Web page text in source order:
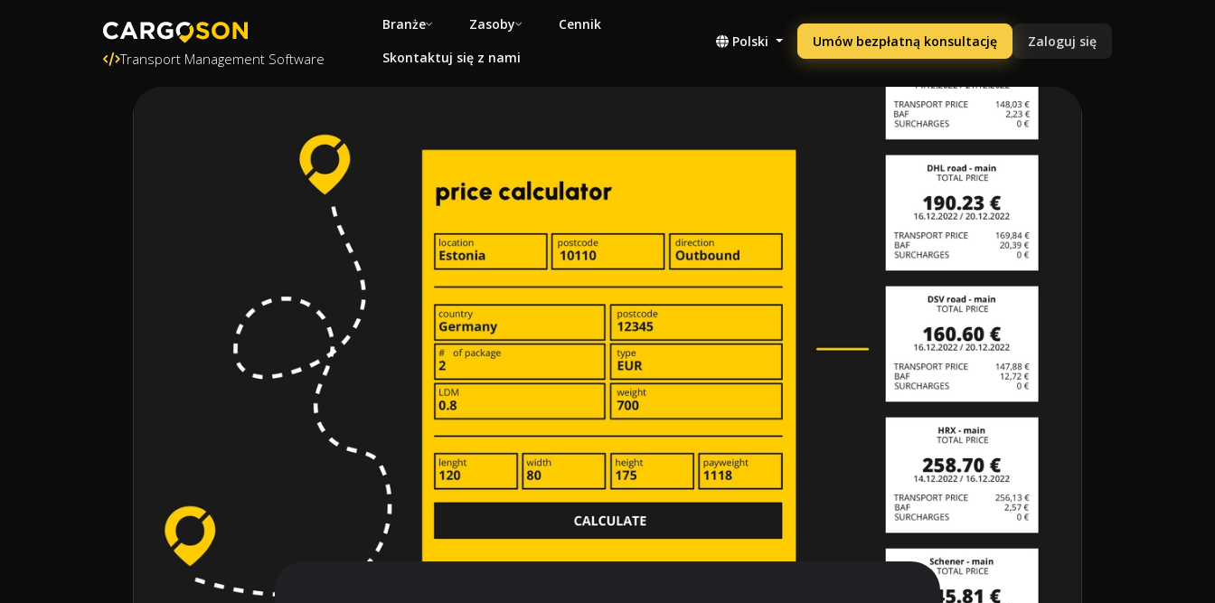
Transport Management Software
Branże Zasoby
Cennik
Skontaktuj się z nami
Polski Umów bezpłatną konsultację Zaloguj się